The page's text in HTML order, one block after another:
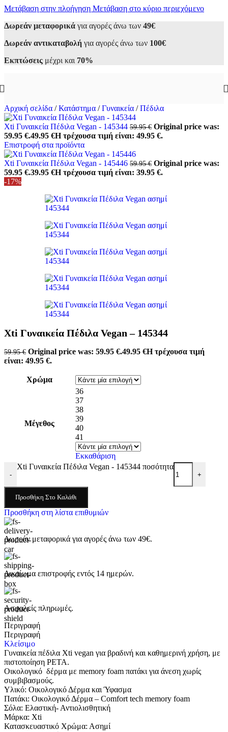
Μετάβαση στην πλοήγηση Μετάβαση στο κύριο περιεχόμενο
Δωρεάν μεταφορικά για αγορές άνω των 49€
Δωρεάν αντικαταβολή για αγορές άνω των 100€
Εκπτώσεις μέχρι και 70%
Αρχική σελίδα / Κατάστημα / Γυναικεία / Πέδιλα
Xti Γυναικεία Πέδιλα Vegan - 145344 59.95€ Original price was:
59.95 €.49.95 €Η τρέχουσα τιμή είναι: 49.95 €.
Επιστροφή στα προϊόντα
Xti Γυναικεία Πέδιλα Vegan - 145446 59.95€ Original price was:
59.95 €.39.95 €Η τρέχουσα τιμή είναι: 39.95 €.
-17%
Xti Γυναικεία Πέδιλα Vegan – 145344
59.95€ Original price was: 59.95 €.49.95 €Η τρέχουσα τιμή
είναι: 49.95 €.
Χρώμα
Μέγεθος
36
37
38
39
40
41
Εκκαθάριση
-
Xti Γυναικεία Πέδιλα Vegan - 145344 ποσότητα
+
Προσθήκη Στο Καλάθι
Προσθήκη στη λίστα επιθυμιών
Δωρεάν μεταφορικά για αγορές άνω των 49€.
Δικαίωμα επιστροφής εντός 14 ημερών.
Ασφαλείς πληρωμές.
Περιγραφή
Περιγραφή
Κλείσιμο
Γυναικεία πέδιλα Xti vegan για βραδινή και καθημερινή χρήση, με
πιστοποίηση PETA.
Οικολογικό δέρμα με memory foam πατάκι για άνεση χωρίς
συμβιβασμούς.
Υλικό: Οικολογικό Δέρμα και Ύφασμα
Πατάκι: Οικολογικό Δέρμα – Comfort tech memory foam
Σόλα: Eλαστική- Αντιολισθητική
Μάρκα: Xti
Κατασκευαστικό Χρώμα: Ασημί